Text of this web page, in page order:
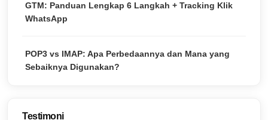
GTM: Panduan Lengkap 6 Langkah + Tracking Klik
WhatsApp
POP3 vs IMAP: Apa Perbedaannya dan Mana yang
Sebaiknya Digunakan?
Testimoni